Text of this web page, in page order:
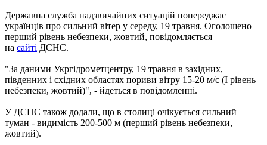
Державна служба надзвичайних ситуацій попереджає
українців про сильний вітер у середу, 19 травня. Оголошено
перший рівень небезпеки, жовтий, повідомляється
на сайті ДСНС.
"За даними Укргідрометцентру, 19 травня в західних,
південних і східних областях пориви вітру 15-20 м/с (I рівень
небезпеки, жовтий)", - йдеться в повідомленні.
У ДСНС також додали, що в столиці очікується сильний
туман - видимість 200-500 м (перший рівень небезпеки,
жовтий).